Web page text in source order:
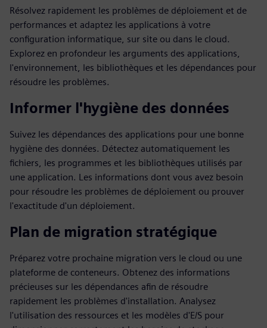
Résolvez rapidement les problèmes de déploiement et de
performances et adaptez les applications à votre
configuration informatique, sur site ou dans le cloud.
Explorez en profondeur les arguments des applications,
l'environnement, les bibliothèques et les dépendances pour
résoudre les problèmes.
Informer l'hygiène des données
Suivez les dépendances des applications pour une bonne
hygiène des données. Détectez automatiquement les
fichiers, les programmes et les bibliothèques utilisés par
une application. Les informations dont vous avez besoin
pour résoudre les problèmes de déploiement ou prouver
l'exactitude d'un déploiement.
Plan de migration stratégique
Préparez votre prochaine migration vers le cloud ou une
plateforme de conteneurs. Obtenez des informations
précieuses sur les dépendances afin de résoudre
rapidement les problèmes d'installation. Analysez
l'utilisation des ressources et les modèles d'E/S pour